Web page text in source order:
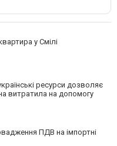
у Смілі
ресурси дозволяє
витратила на допомогу
ПДВ на імпортні